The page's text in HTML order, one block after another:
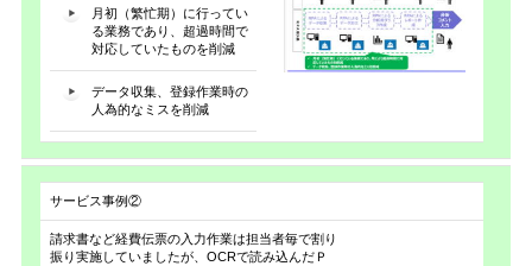
月初（繁忙期）に行ってい
る業務であり、超過時間で
対応していたものを削減
データ収集、登録作業時の
人為的なミスを削減
サービス事例②
請求書など経費伝票の入力作業は担当者毎で割り
振り実施していましたが、OCRで読み込んだＰ